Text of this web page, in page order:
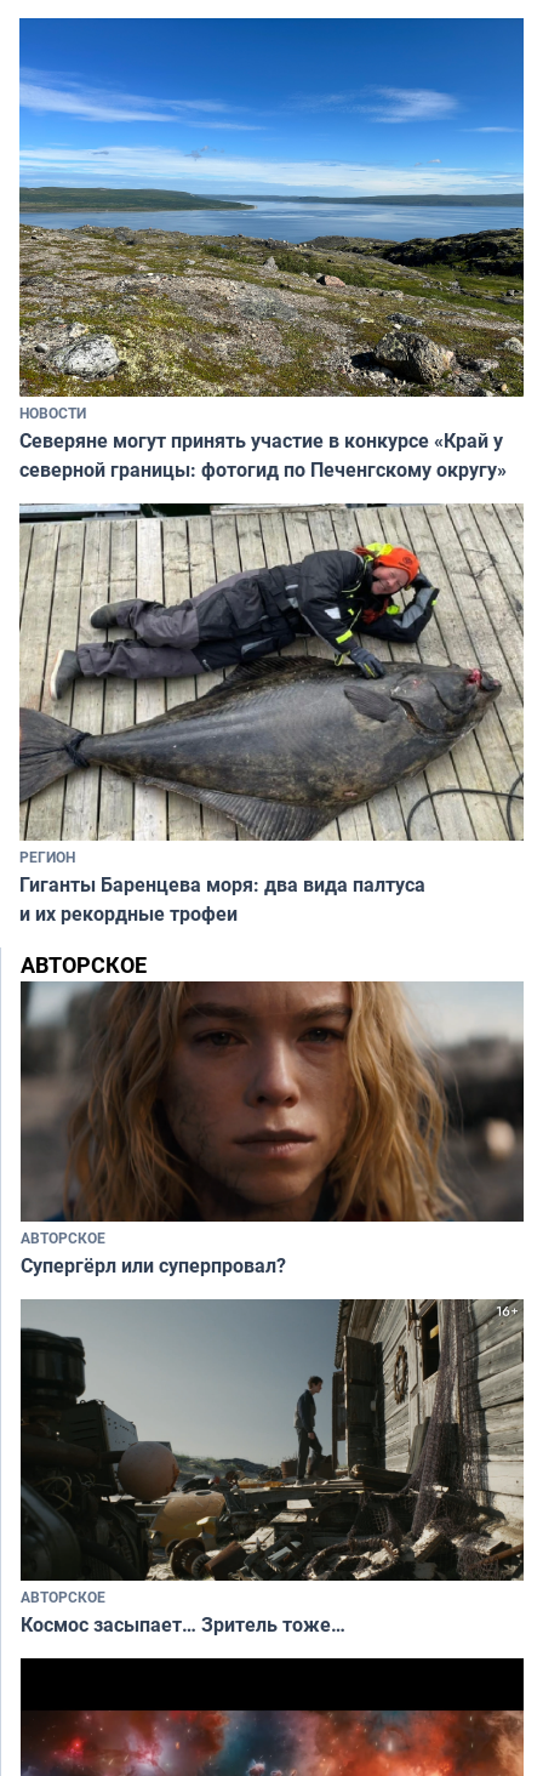
НОВОСТИ
Северяне могут принять участие в конкурсе «Край у
северной границы: фотогид по Печенгскому округу»
РЕГИОН
Гиганты Баренцева моря: два вида палтуса
и их рекордные трофеи
АВТОРСКОЕ
АВТОРСКОЕ
Супергёрл или суперпровал?
АВТОРСКОЕ
Космос засыпает… Зритель тоже…